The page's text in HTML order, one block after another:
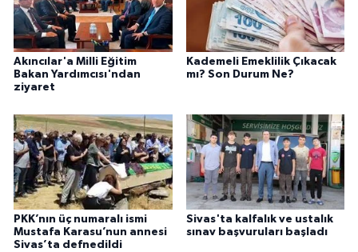
Akıncılar'a Milli Eğitim
Bakan Yardımcısı'ndan
ziyaret
Kademeli Emeklilik Çıkacak
mı? Son Durum Ne?
PKK’nın üç numaralı ismi
Mustafa Karasu’nun annesi
Sivas’ta defnedildi
Sivas'ta kalfalık ve ustalık
sınav başvuruları başladı